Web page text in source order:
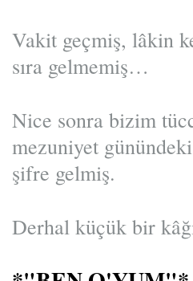
Vakit geçmiş, lâkin
sıra gelmemiş…
Nice sonra bizim
mezuniyet
şifre gelmiş.
Derhal küçük bir